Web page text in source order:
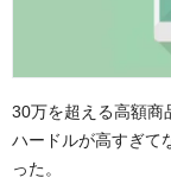
30万を超える高額商
ハードルが高すぎて
った。